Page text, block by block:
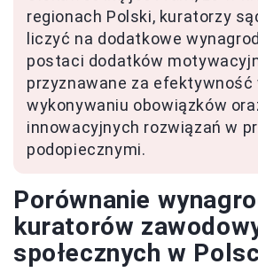
regionach Polski, kuratorzy
liczyć na dodatkowe
postaci dodatków
przyznawane za efektywność
wykonywaniu obowiązków
innowacyjnych rozwiązań w
podopiecznymi.
Porównanie
kuratorów
społecznych w